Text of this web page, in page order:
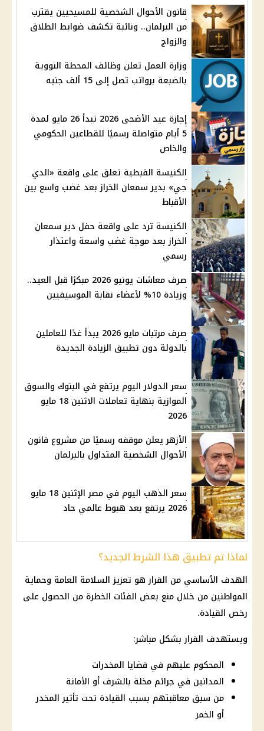
قانون الأحوال الشخصية للمسيحيين يقترب
من البرلمان.. ونائبة تكشف ضوابط الطلاق
والزواج
وزارة العمل تعلن وظائف المحطة النووية
بالضبعة برواتب تصل إلى 15 ألف جنيه
إجازة عيد الأضحى 2026 تبدأ 26 مايو لمدة
5 أيام متواصلة رسميًا للقطاعين الحكومي
والخاص
الكنيسة القبطية تعلق على واقعة «الدي
جي» بدير سمعان الخراز بعد غضب واسع بين
الأقباط
الكنيسة ترد على واقعة حفل دير سمعان
الخراز بعد موجة غضب واسعة واعتذار
رسمي
صرف معاشات يونيو 2026 مبكرًا قبل العيد..
وزيادة 10% لأعضاء نقابة الموسيقيين
صرف مرتبات مايو 2026 يبدأ غدًا للعاملين
بالدولة دون تطبيق الزيادة الجديدة
سعر الدولار اليوم يرتفع في البنوك والسوق
الموازية بنهاية تعاملات الاثنين 18 مايو
2026
الأزهر يعلن موقفه رسميًا من مشروع قانون
الأحوال الشخصية المتداول بالبرلمان
سعر الذهب اليوم في مصر الإثنين 18 مايو
2026 يرتفع بعد هبوط عالمي حاد
لماذا تم تطبيق هذا الشرط الجديد؟
الهدف الأساسي من القرار هو تعزيز السلامة العامة وحماية
المواطنين من خلال منع بعض الفئات الخطرة من الحصول على
رخص القيادة.
ويستهدف القراربشكل مباشر:
المحكوم عليهم في قضايا المخدرات
المدانين في جرائم مخلة بالشرف أو الأمانة
من سبق معاقبتهم بسبب القيادة تحت تأثير المخدر
أو الخمر